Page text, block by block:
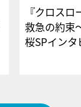
『クロス
救急の約束
桜SPイ